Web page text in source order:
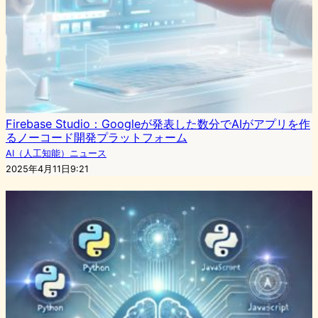
Firebase Studio：Googleが発表した数分でAIがアプリを作
るノーコード開発プラットフォーム
AI（人工知能）ニュース
2025年4月11日9:21